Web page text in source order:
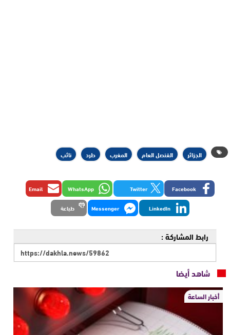
الجزائر القنصل العام المغرب طرد نائب
Facebook
Twitter
WhatsApp
Email
LinkedIn
Messenger طباعة
رابط المشاركة :
شاهد أيضا
أخبار الساعة